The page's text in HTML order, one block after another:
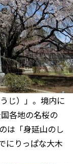
じ）」。境内に
各地の名桜の
は「身延山のし
にりっぱな大木